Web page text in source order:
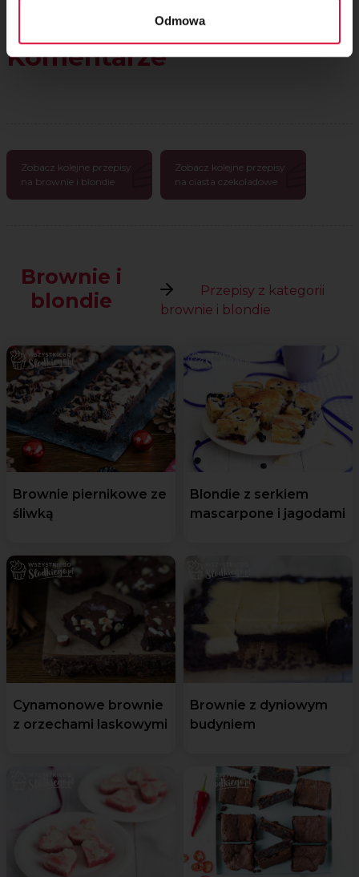
Odmowa
Komentarze
Zobacz kolejne przepisy
na brownie i blondie
Zobacz kolejne przepisy
na ciasta czekoladowe
Brownie i
blondie
Przepisy z kategorii
brownie i blondie
Brownie piernikowe ze
śliwką
Blondie z serkiem
mascarpone i jagodami
Cynamonowe brownie
z orzechami laskowymi
Brownie z dyniowym
budyniem